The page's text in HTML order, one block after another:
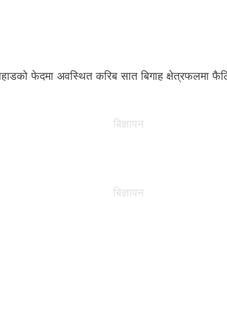
फेदमा अवस्थित करिब सात बिगाह क्षेत्रफलमा
बिज्ञापन
बिज्ञापन